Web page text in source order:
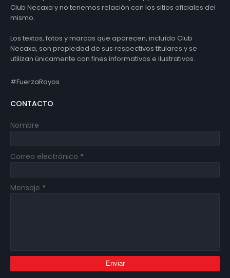
Club Necaxa y no tenemos relación con los sitios oficiales del
mismo.
Los textos, fotos y marcas que aparecen, incluído Club
Necaxa, son propiedad de sus respectivos titulares y se
utilizan únicamente con fines informativos e ilustrativos.
#FuerzaRayos
CONTACTO
Nombre
Correo electrónico *
Mensaje *